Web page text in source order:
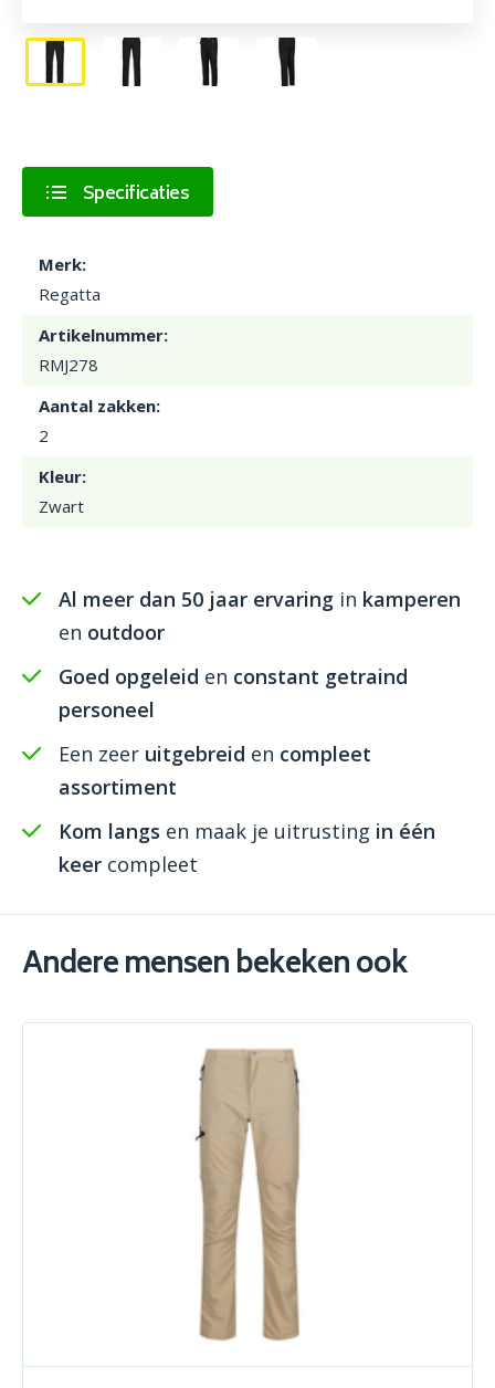
Specificaties
Merk:
Regatta
Artikelnummer:
RMJ278
Aantal zakken:
2
Kleur:
Zwart
Al meer dan 50 jaar ervaring in kamperen
en outdoor
Goed opgeleid en constant getraind
personeel
Een zeer uitgebreid en compleet
assortiment
Kom langs en maak je uitrusting in één
keer compleet
Andere mensen bekeken ook